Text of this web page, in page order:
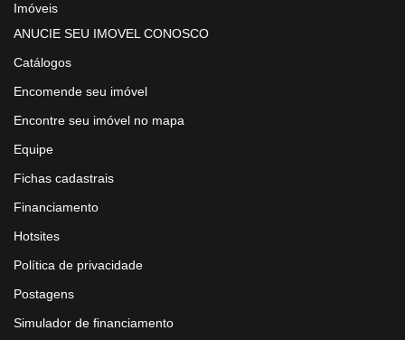
Imóveis
ANUCIE SEU IMOVEL CONOSCO
Catálogos
Encomende seu imóvel
Encontre seu imóvel no mapa
Equipe
Fichas cadastrais
Financiamento
Hotsites
Política de privacidade
Postagens
Simulador de financiamento